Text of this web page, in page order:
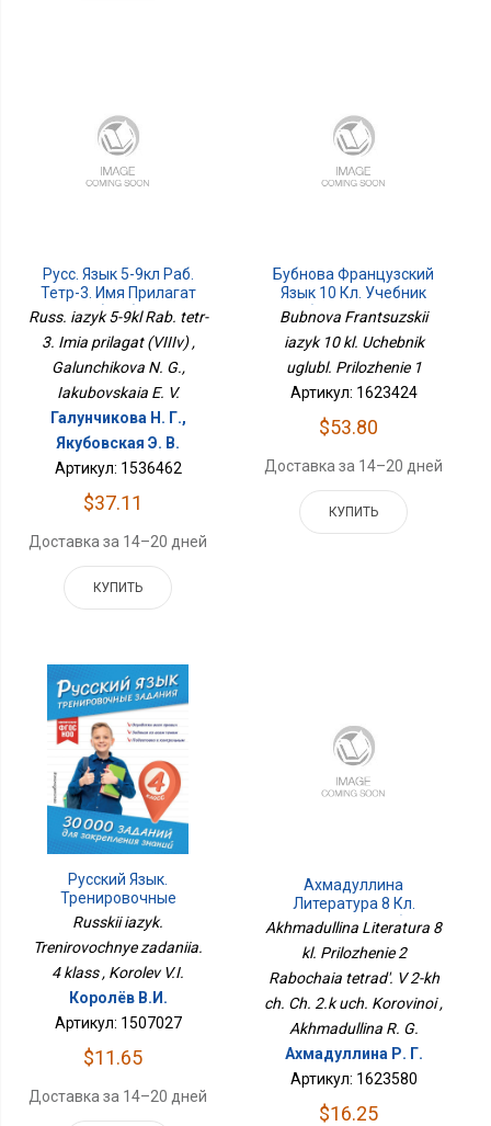
Русс. Язык 5-9кл Раб.
Тетр-3. Имя Прилагат
(VIIIв)
Russ. iazyk 5-9kl Rab. tetr-
3. Imia prilagat (VIIIv) ,
Galunchikova N. G.,
Iakubovskaia E. V.
Галунчикова Н. Г.,
Якубовская Э. В.
Артикул: 1536462
$37.11
Доставка за 14–20 дней
КУПИТЬ
Бубнова Французский
Язык 10 Кл. Учебник
Углубл. Приложение 1
Bubnova Frantsuzskii
iazyk 10 kl. Uchebnik
uglubl. Prilozhenie 1
Артикул: 1623424
$53.80
Доставка за 14–20 дней
КУПИТЬ
Русский Язык.
Тренировочные
Задания. 4 Класс
Russkii iazyk.
Trenirovochnye zadaniia.
4 klass , Korolev V.I.
Королёв В.И.
Артикул: 1507027
$11.65
Доставка за 14–20 дней
Ахмадуллина
Литература 8 Кл.
Приложение 2 Рабочая
Уч. Коровиной
Akhmadullina Literatura 8
kl. Prilozhenie 2
Rabochaia tetrad'. V 2-kh
ch. Ch. 2.k uch. Korovinoi ,
Akhmadullina R. G.
Ахмадуллина Р. Г.
Артикул: 1623580
$16.25